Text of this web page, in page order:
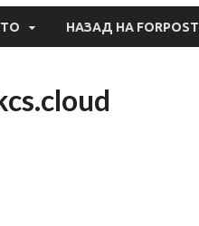
НАЗАД НА FORPOST